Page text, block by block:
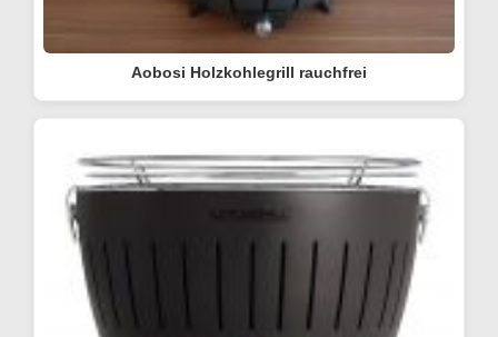
Aobosi Holzkohlegrill rauchfrei